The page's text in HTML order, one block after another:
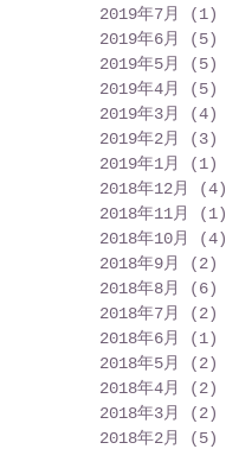
2019年7月
(1)
2019年6月
(5)
2019年5月
(5)
2019年4月
(5)
2019年3月
(4)
2019年2月
(3)
2019年1月
(1)
2018年12月
(4)
2018年11月
(1)
2018年10月
(4)
2018年9月
(2)
2018年8月
(6)
2018年7月
(2)
2018年6月
(1)
2018年5月
(2)
2018年4月
(2)
2018年3月
(2)
2018年2月
(5)